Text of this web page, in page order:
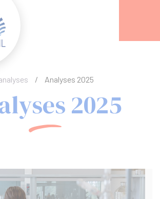
/ Analyses 2025
2025